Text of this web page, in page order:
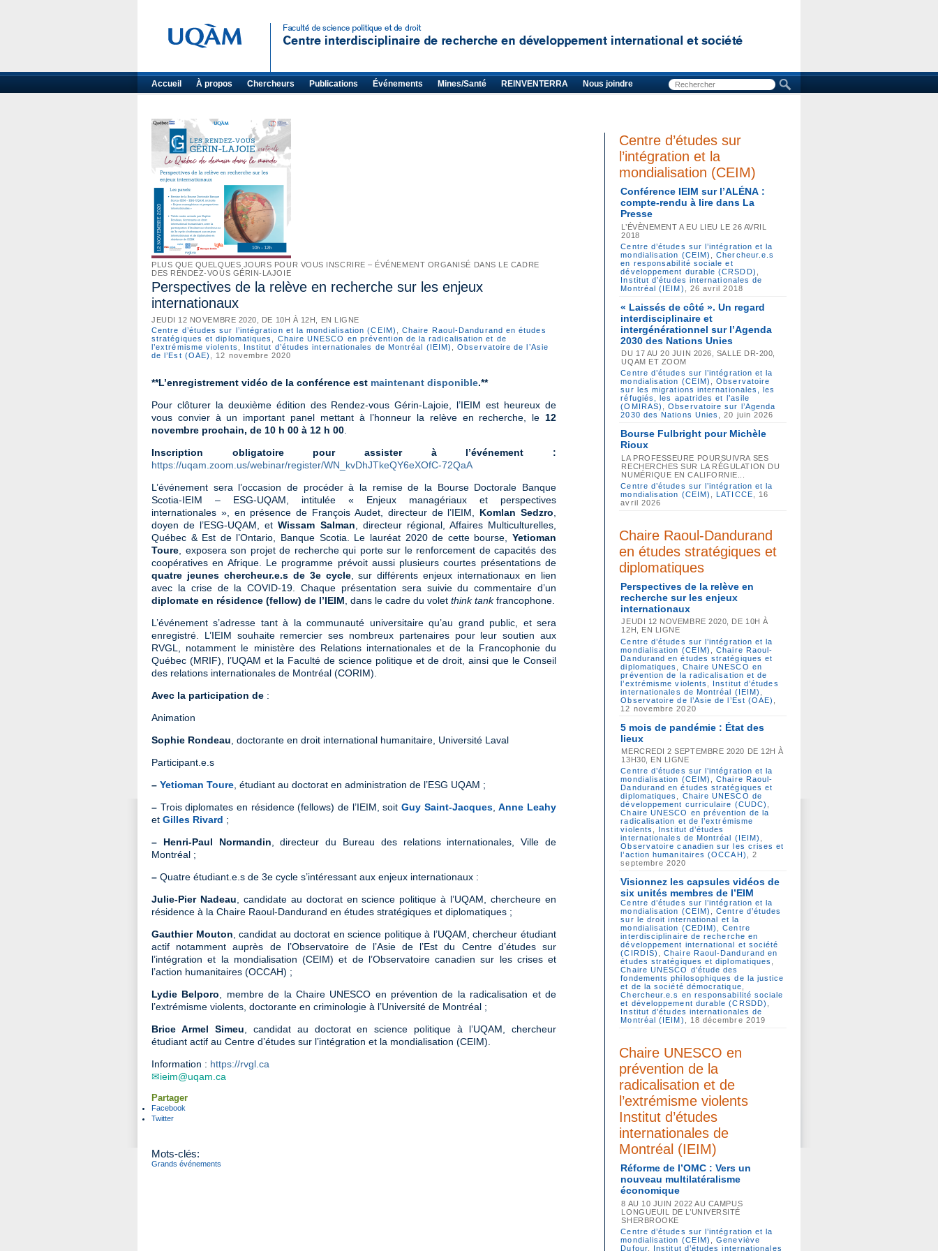
Accueil À propos Chercheurs Publications Événements Mines/Santé REINVENTERRA Nous joindre
PLUS QUE QUELQUES JOURS POUR VOUS INSCRIRE – ÉVÉNEMENT ORGANISÉ DANS LE CADRE
DES RENDEZ-VOUS GÉRIN-LAJOIE
Perspectives de la relève en recherche sur les enjeux
internationaux
JEUDI 12 NOVEMBRE 2020, DE 10H À 12H, EN LIGNE
Centre d’études sur l’intégration et la mondialisation (CEIM)
,Chaire Raoul-Dandurand en études
stratégiques et diplomatiques
Chaire UNESCO en prévention de la radicalisation et de
l’extrémisme violents
Institut d’études internationales de Montréal (IEIM) ,Observatoire de l’Asie
de l’Est (OAE)
, 12 novembre 2020
**L’enregistrement vidéo de la conférence est maintenant disponible.**
Pour clôturer la deuxième édition des Rendez-vous Gérin-Lajoie, l’IEIM est heureux de
vous convier à un important panel mettant à l’honneur la relève en recherche, le 12
novembre prochain, de 10 h 00 à 12 h 00
Inscription obligatoire pour assister à l’événement :
https://uqam.zoom.us/webinar/register/WN_kvDhJTkeQY6eXOfC-72QaA
L’événement sera l’occasion de procéder à la remise de la Bourse Doctorale Banque
Scotia-IEIM – ESG-UQAM, intitulée « Enjeux managériaux et perspectives
internationales », en présence de François Audet, directeur de l’IEIM, Komlan Sedzro
doyen de l’ESG-UQAM, etWissam Salman , directeur régional, Affaires Multiculturelles,
Québec & Est de l’Ontario, Banque Scotia. Le lauréat 2020 de cette bourse, Yetioman
Toure , exposera son projet de recherche qui porte sur le renforcement de capacités des
coopératives en Afrique. Le programme prévoit aussi plusieurs courtes présentations de
quatre jeunes chercheur.e.s de 3e cycle, sur différents enjeux internationaux en lien
avec la crise de la COVID-19. Chaque présentation sera suivie du commentaire d’un
diplomate en résidence (fellow) de l’IEIM , dans le cadre du volet think tankfrancophone.
L’événement s’adresse tant à la communauté universitaire qu’au grand public, et sera
enregistré. L’IEIM souhaite remercier ses nombreux partenaires pour leur soutien aux
RVGL, notamment le ministère des Relations internationales et de la Francophonie du
Québec (MRIF), l’UQAM et la Faculté de science politique et de droit, ainsi que le Conseil
des relations internationales de Montréal (CORIM).
Avec la participation de :
Animation
Sophie Rondeau , doctorante en droit international humanitaire, Université Laval
Participant.e.s
– Yetioman Toure , étudiant au doctorat en administration de l’ESG UQAM ;
– Trois diplomates en résidence (fellows) de l’IEIM, soit Guy Saint-Jacques,Anne Leahy
et Gilles Rivard ;
–
Henri-Paul Normandin , directeur du Bureau des relations internationales, Ville de
Montréal ;
– Quatre étudiant.e.s de 3e cycle s’intéressant aux enjeux internationaux :
Julie-Pier Nadeau , candidate au doctorat en science politique à l’UQAM, chercheure en
résidence à la Chaire Raoul-Dandurand en études stratégiques et diplomatiques ;
Gauthier Mouton , candidat au doctorat en science politique à l’UQAM, chercheur étudiant
actif notamment auprès de l’Observatoire de l’Asie de l’Est du Centre d’études sur
l’intégration et la mondialisation (CEIM) et de l’Observatoire canadien sur les crises et
l’action humanitaires (OCCAH) ;
Lydie Belporo , membre de la Chaire UNESCO en prévention de la radicalisation et de
l’extrémisme violents, doctorante en criminologie à l’Université de Montréal ;
Brice Armel Simeu , candidat au doctorat en science politique à l’UQAM, chercheur
étudiant actif au Centre d’études sur l’intégration et la mondialisation (CEIM).
Information : https://rvgl.ca
ieim@uqam.ca
Partager
Facebook
Twitter
Mots-clés:
Grands événements
Centre d’études sur
l’intégration et la
mondialisation (CEIM)
Conférence IEIM sur l’ALÉNA :
compte-rendu à lire dans La
Presse
L’ÉVÈNEMENT A EU LIEU LE 26 AVRIL
2018
Centre d’études sur l’intégration et la
mondialisation (CEIM)
,Chercheur.e.s
en responsabilité sociale et
développement durable (CRSDD)
Institut d’études internationales de
Montréal (IEIM)
, 26 avril 2018
« Laissés de côté ». Un regard
interdisciplinaire et
intergénérationnel sur l’Agenda
2030 des Nations Unies
DU 17 AU 20 JUIN 2026, SALLE DR-200,
UQAM ET ZOOM
Centre d’études sur l’intégration et la
mondialisation (CEIM) ,Observatoire
sur les migrations internationales, les
réfugiés, les apatrides et l’asile
(OMIRAS) ,Observatoire sur l’Agenda
2030 des Nations Unies , 20 juin 2026
Bourse Fulbright pour Michèle
Rioux
LA PROFESSEURE POURSUIVRA SES
RECHERCHES SUR LA RÉGULATION DU
NUMÉRIQUE EN CALIFORNIE...
Centre d’études sur l’intégration et la
mondialisation (CEIM)
,LATICCE , 16
avril 2026
Chaire Raoul-Dandurand
en études stratégiques et
diplomatiques
Perspectives de la relève en
recherche sur les enjeux
internationaux
JEUDI 12 NOVEMBRE 2020, DE 10H À
12H, EN LIGNE
Centre d’études sur l’intégration et la
mondialisation (CEIM)
,Chaire Raoul-
Dandurand en études stratégiques et
diplomatiques
Chaire UNESCO en
prévention de la radicalisation et de
l’extrémisme violents
Institut d’études
internationales de Montréal (IEIM)
Observatoire de l’Asie de l’Est (OAE)
12 novembre 2020
5 mois de pandémie : État des
lieux
MERCREDI 2 SEPTEMBRE 2020 DE 12H À
13H30, EN LIGNE
Centre d’études sur l’intégration et la
mondialisation (CEIM)
,Chaire Raoul-
Dandurand en études stratégiques et
diplomatiques
Chaire UNESCO de
développement curriculaire (CUDC)
Chaire UNESCO en prévention de la
radicalisation et de l’extrémisme
violents
Institut d’études
internationales de Montréal (IEIM)
Observatoire canadien sur les crises et
l’action humanitaires (OCCAH)
, 2
septembre 2020
Visionnez les capsules vidéos de
six unités membres de l’EIM
Centre d’études sur l’intégration et la
mondialisation (CEIM)
,Centre d’études
sur le droit international et la
mondialisation (CEDIM)
,Centre
interdisciplinaire de recherche en
développement international et société
(CIRDIS)
,Chaire Raoul-Dandurand en
études stratégiques et diplomatiques
Chaire UNESCO d’étude des
fondements philosophiques de la justice
et de la société démocratique
Chercheur.e.s en responsabilité sociale
et développement durable (CRSDD)
Institut d’études internationales de
Montréal (IEIM)
, 18 décembre 2019
Chaire UNESCO en
prévention de la
radicalisation et de
l’extrémisme violents
Institut d’études
internationales de
Montréal (IEIM)
Réforme de l’OMC : Vers un
nouveau multilatéralisme
économique
8 AU 10 JUIN 2022 AU CAMPUS
LONGUEUIL DE L’UNIVERSITÉ
SHERBROOKE
Centre d’études sur l’intégration et la
mondialisation (CEIM)
,Geneviève
Dufour, Institut d’études internationales